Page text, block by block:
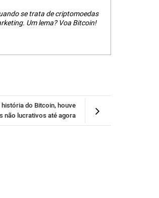
se trata de criptomoedas
Um lema? Voa Bitcoin!
história do Bitcoin, houve
não lucrativos até agora